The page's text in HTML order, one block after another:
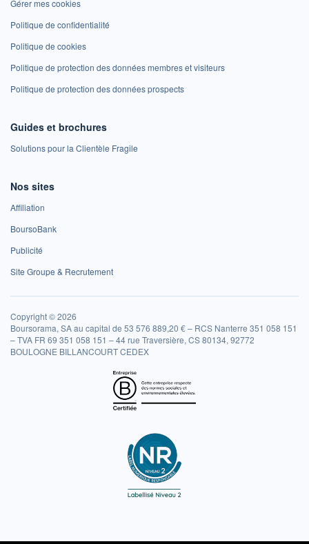
Gérer mes cookies
Politique de confidentialité
Politique de cookies
Politique de protection des données membres et visiteurs
Politique de protection des données prospects
Guides et brochures
Solutions pour la Clientèle Fragile
Nos sites
Affiliation
BoursoBank
Publicité
Site Groupe & Recrutement
Copyright © 2026
Boursorama, SA au capital de 53 576 889,20 € – RCS Nanterre 351 058 151
– TVA FR 69 351 058 151 – 44 rue Traversière, CS 80134, 92772
BOULOGNE BILLANCOURT CEDEX